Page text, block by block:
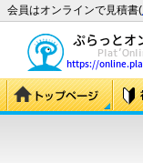
会員はオンラインで見積書(